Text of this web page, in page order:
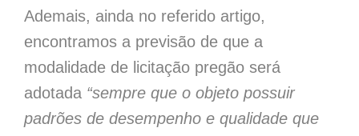
Ademais, ainda no referido artigo,
encontramos a previsão de que a
modalidade de licitação pregão será
adotada “sempre que o objeto possuir
padrões de desempenho e qualidade que